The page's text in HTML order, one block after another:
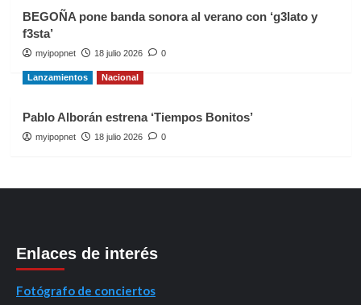
BEGOÑA pone banda sonora al verano con ‘g3lato y
f3sta’
myipopnet 18 julio 2026 0
Lanzamientos Nacional
Pablo Alborán estrena ‘Tiempos Bonitos’
myipopnet 18 julio 2026 0
Enlaces de interés
Fotógrafo de conciertos